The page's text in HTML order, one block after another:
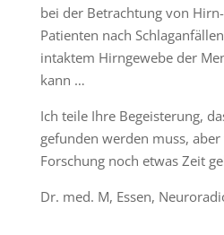
bei der Betrachtung von Hirn-
Patienten nach
intaktem Hirngewebe der
kann …
Ich teile Ihre Begeisterung,
gefunden werden muss,
Forschung noch etwas Zeit
Dr. med. M, Essen,